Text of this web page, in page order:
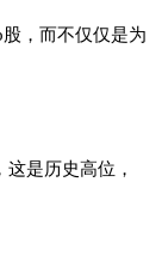
，而不仅仅是为
是历史高位，